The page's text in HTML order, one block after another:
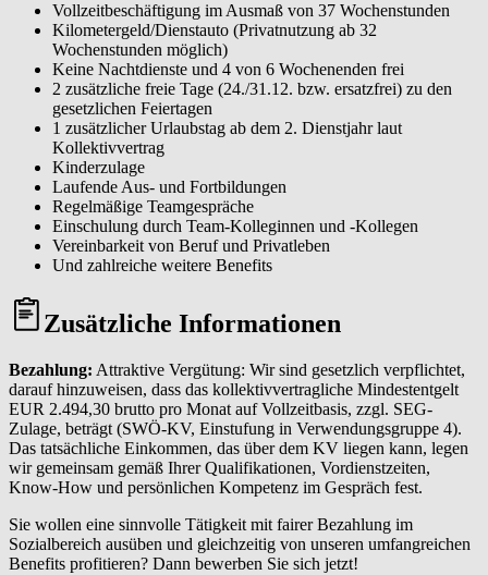
Vollzeitbeschäftigung im Ausmaß von 37 Wochenstunden
Kilometergeld/Dienstauto (Privatnutzung ab 32
Wochenstunden möglich)
Keine Nachtdienste und 4 von 6 Wochenenden frei
2 zusätzliche freie Tage (24./31.12. bzw. ersatzfrei) zu den
gesetzlichen Feiertagen
1 zusätzlicher Urlaubstag ab dem 2. Dienstjahr laut
Kollektivvertrag
Kinderzulage
Laufende Aus- und Fortbildungen
Regelmäßige Teamgespräche
Einschulung durch Team-Kolleginnen und -Kollegen
Vereinbarkeit von Beruf und Privatleben
Und zahlreiche weitere Benefits
Zusätzliche Informationen
Bezahlung: Attraktive Vergütung: Wir sind gesetzlich verpflichtet,
darauf hinzuweisen, dass das kollektivvertragliche Mindestentgelt
EUR 2.494,30 brutto pro Monat auf Vollzeitbasis, zzgl. SEG-
Zulage, beträgt (SWÖ-KV, Einstufung in Verwendungsgruppe 4).
Das tatsächliche Einkommen, das über dem KV liegen kann, legen
wir gemeinsam gemäß Ihrer Qualifikationen, Vordienstzeiten,
Know-How und persönlichen Kompetenz im Gespräch fest.
Sie wollen eine sinnvolle Tätigkeit mit fairer Bezahlung im
Sozialbereich ausüben und gleichzeitig von unseren umfangreichen
Benefits profitieren? Dann bewerben Sie sich jetzt!